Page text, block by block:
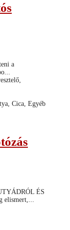
a
Cica, Egyéb
ÉS
elismert,...